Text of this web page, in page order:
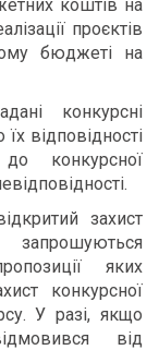
коштів на
проєктів
бюджеті на
конкурсні
відповідності
конкурсної
захист
запрошуються
яких
конкурсної
У разі, якщо
від